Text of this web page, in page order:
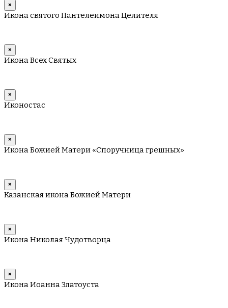
×
Икона святого Пантелеимона Целителя
×
Икона Всех Святых
×
Иконостас
×
Икона Божией Матери «Споручница грешных»
×
Казанская икона Божией Матери
×
Икона Николая Чудотворца
×
Икона Иоанна Златоуста